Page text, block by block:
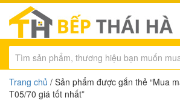
Trang chủ / Sản phẩm được gắn thẻ “Mua
T05/70 giá tốt nhất”